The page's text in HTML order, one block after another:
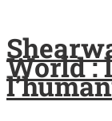
World :